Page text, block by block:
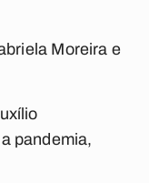
Moreira e
pandemia,